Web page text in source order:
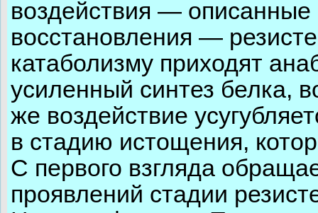
воздействия —
восстановления —
катаболизму приходят
усиленный синтез белка,
же воздействие
в стадию истощения,
С первого взгляда
проявлений стадии